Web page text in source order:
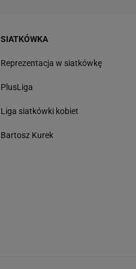
SIATKÓWKA
Reprezentacja w siatkówkę
PlusLiga
Liga siatkówki kobiet
Bartosz Kurek